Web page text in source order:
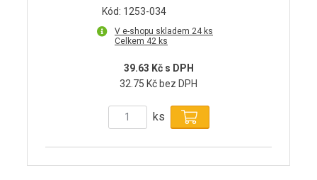
Kód: 1253-034
V e-shopu skladem 24 ks
Celkem 42 ks
39.63 Kč s DPH
32.75 Kč bez DPH
ks